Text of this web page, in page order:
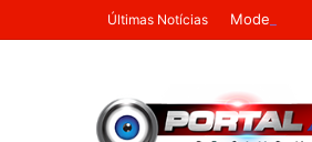
Últimas Notícias Modelo de